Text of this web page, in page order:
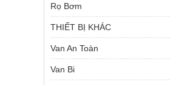
Rọ Bơm
THIẾT BỊ KHÁC
Van An Toàn
Van Bi